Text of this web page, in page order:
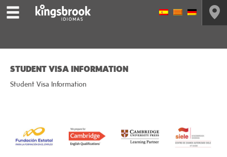
STUDENT VISA INFORMATION
Student Visa Information